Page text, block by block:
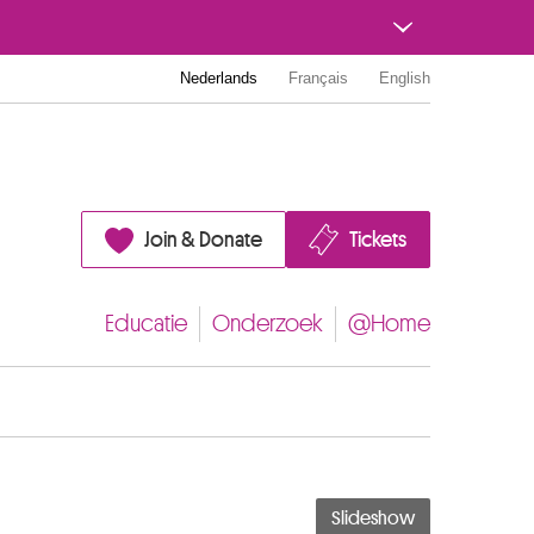
Nederlands Français English
Join & Donate Tickets
Educatie Onderzoek @Home
Slideshow